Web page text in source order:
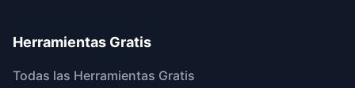
Herramientas Gratis
Todas las Herramientas Gratis